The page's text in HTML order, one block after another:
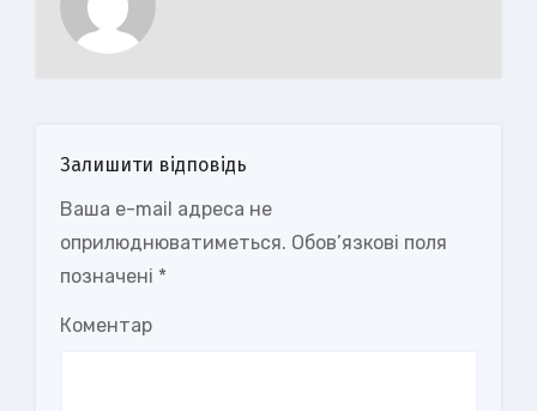
Залишити відповідь
Ваша e-mail адреса не
оприлюднюватиметься. Обов’язкові поля
позначені *
Коментар